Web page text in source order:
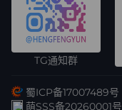
TG通知群
蜀ICP备17007489号
萌SSS备20260001号